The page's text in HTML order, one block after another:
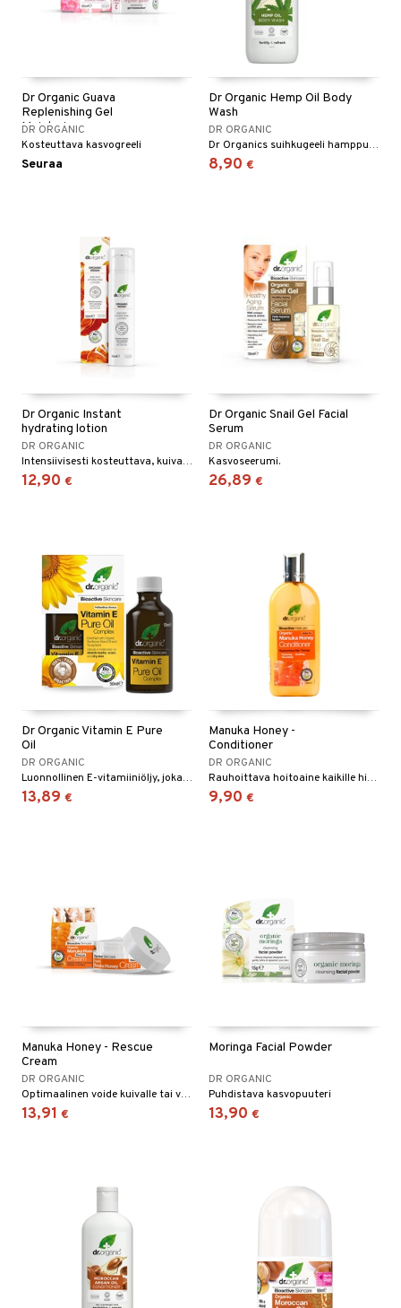
Dr Organic Guava
Replenishing Gel
Moisturiser
DR ORGANIC
Kosteuttava kasvogreeli
Seuraa
Dr Organic Hemp Oil Body
Wash
DR ORGANIC
Dr Organics suihkugeeli hamppuöljyllä on kosteuttava saippua, täydellinen aktiiviselle ja useasti suihkussa käyvälle.
8,90 €
Dr Organic Instant
hydrating lotion
DR ORGANIC
Intensiivisesti kosteuttava, kuivalle iholle
12,90 €
Dr Organic Snail Gel Facial
Serum
DR ORGANIC
Kasvoseerumi.
26,89 €
Dr Organic Vitamin E Pure
Oil
DR ORGANIC
Luonnollinen E-vitamiiniöljy, joka auttaa tasoittamaan hienoja juonteita ja ryppyjä.
13,89 €
Manuka Honey -
Conditioner
DR ORGANIC
Rauhoittava hoitoaine kaikille hiustyypeille.
9,90 €
Manuka Honey - Rescue
Cream
DR ORGANIC
Optimaalinen voide kuivalle tai vaurioituneelle iholle sisältäen intensiivisen koostumuksen useita aktiivisia ainesosia.
13,91 €
Moringa Facial Powder
DR ORGANIC
Puhdistava kasvopuuteri
13,90 €